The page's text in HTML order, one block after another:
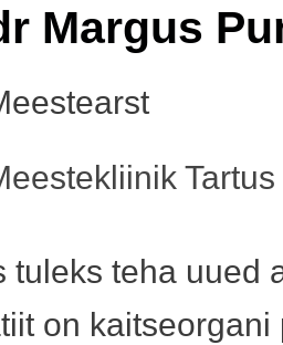
Margus
tuleks teha uued
on kaitseorgani